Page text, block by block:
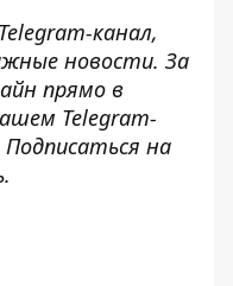
Telegram-канал,
новости. За
прямо в
Telegram-
Подписаться на
.